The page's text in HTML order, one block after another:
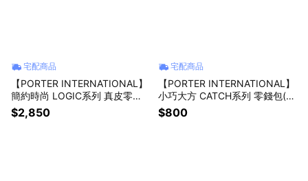
宅配商品
【PORTER INTERNATIONAL】
簡約時尚 LOGIC系列 真皮零錢
包(黑色)
$2,850
宅配商品
【PORTER INTERNATIONAL】
小巧大方 CATCH系列 零錢包(森
林綠)
$800